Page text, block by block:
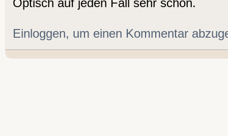
Einloggen, um einen Kommentar